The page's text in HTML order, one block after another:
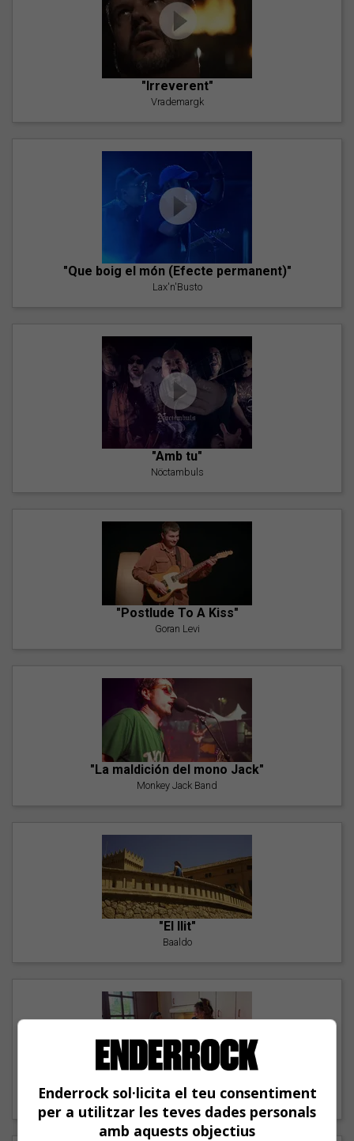
"Irreverent"
Vrademargk
"Que boig el món (Efecte permanent)"
Lax'n'Busto
"Amb tu"
Nöctambuls
"Postlude To A Kiss"
Goran Levi
"La maldición del mono Jack"
Monkey Jack Band
"El llit"
Baaldo
Carmen y María
Enderrock sol·licita el teu consentiment
per a utilitzar les teves dades personals
amb aquests objectius